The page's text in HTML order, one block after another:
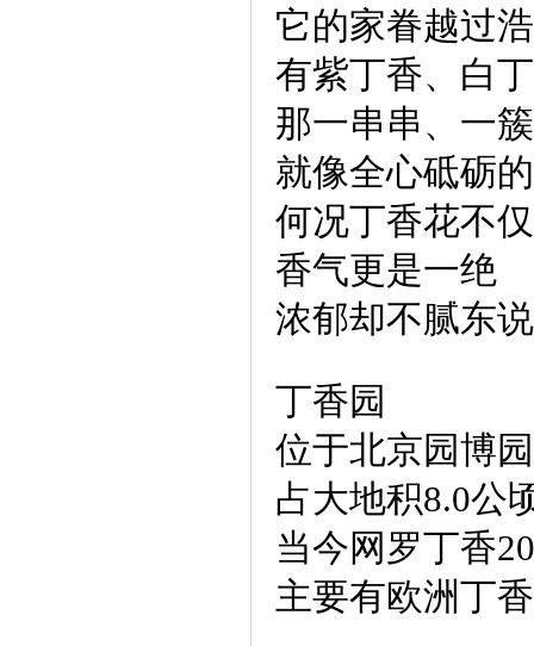
它的家眷越过
有紫丁香、白
那一串串、一
就像全心砥砺
何况丁香花不
香气更是一绝
浓郁却不腻东
丁香园
位于北京园博
占大地积8.0公
当今网罗丁香
主要有欧洲丁